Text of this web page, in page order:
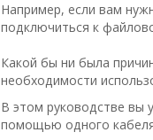
Например, если вам
подключиться к
Какой бы ни была
необходимости
В этом руководстве вы
помощью одного